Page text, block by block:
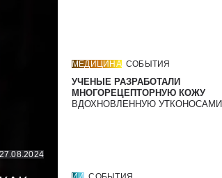
27.08.2024
МЕДИЦИНА СОБЫТИЯ
УЧЕНЫЕ РАЗРАБОТАЛИ
МНОГОРЕЦЕПТОРНУЮ КОЖУ
ВДОХНОВЛЕННУЮ УТКОНОСАМИ